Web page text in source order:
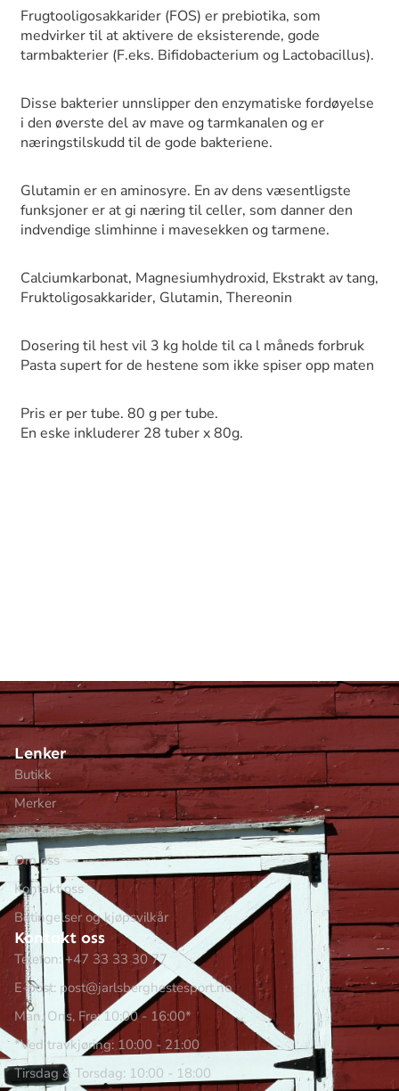
Frugtooligosakkarider (FOS) er prebiotika, som
medvirker til at aktivere de eksisterende, gode
tarmbakterier (F.eks. Bifidobacterium og Lactobacillus).
Disse bakterier unnslipper den enzymatiske fordøyelse
i den øverste del av mave og tarmkanalen og er
næringstilskudd til de gode bakteriene.
Glutamin er en aminosyre. En av dens væsentligste
funksjoner er at gi næring til celler, som danner den
indvendige slimhinne i mavesekken og tarmene.
Calciumkarbonat, Magnesiumhydroxid, Ekstrakt av tang,
Fruktoligosakkarider, Glutamin, Thereonin
Dosering til hest vil 3 kg holde til ca l måneds forbruk
Pasta supert for de hestene som ikke spiser opp maten
Pris er per tube. 80 g per tube.
En eske inkluderer 28 tuber x 80g.
Lenker
Butikk
Merker
Min side
Om oss
Kontakt oss
Betingelser og kjøpsvilkår
Kontakt oss
Telefon: +47 33 33 30 77
E-post: post@jarlsberghestesport.no
Man, Ons, Fre: 10:00 - 16:00*
*Ved travkjøring: 10:00 - 21:00
Tirsdag & Torsdag: 10:00 - 18:00